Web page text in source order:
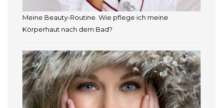
Meine Beauty-Routine. Wie pflege ich meine
Körperhaut nach dem Bad?